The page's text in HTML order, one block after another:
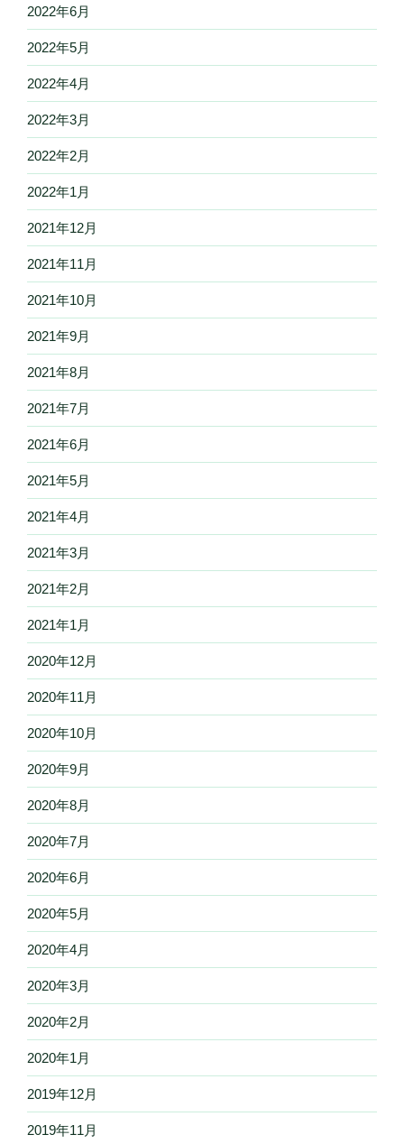
2022年6月
2022年5月
2022年4月
2022年3月
2022年2月
2022年1月
2021年12月
2021年11月
2021年10月
2021年9月
2021年8月
2021年7月
2021年6月
2021年5月
2021年4月
2021年3月
2021年2月
2021年1月
2020年12月
2020年11月
2020年10月
2020年9月
2020年8月
2020年7月
2020年6月
2020年5月
2020年4月
2020年3月
2020年2月
2020年1月
2019年12月
2019年11月